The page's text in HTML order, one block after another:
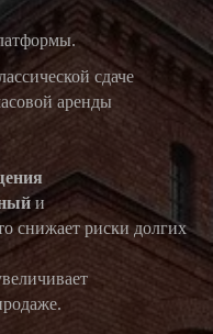
сдаче
аренды
и
снижает риски долгих